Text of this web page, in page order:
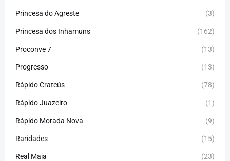
Princesa do Agreste (3)
Princesa dos Inhamuns (162)
Proconve 7 (13)
Progresso (13)
Rápido Crateús (78)
Rápido Juazeiro (1)
Rápido Morada Nova (9)
Raridades (15)
Real Maia (23)